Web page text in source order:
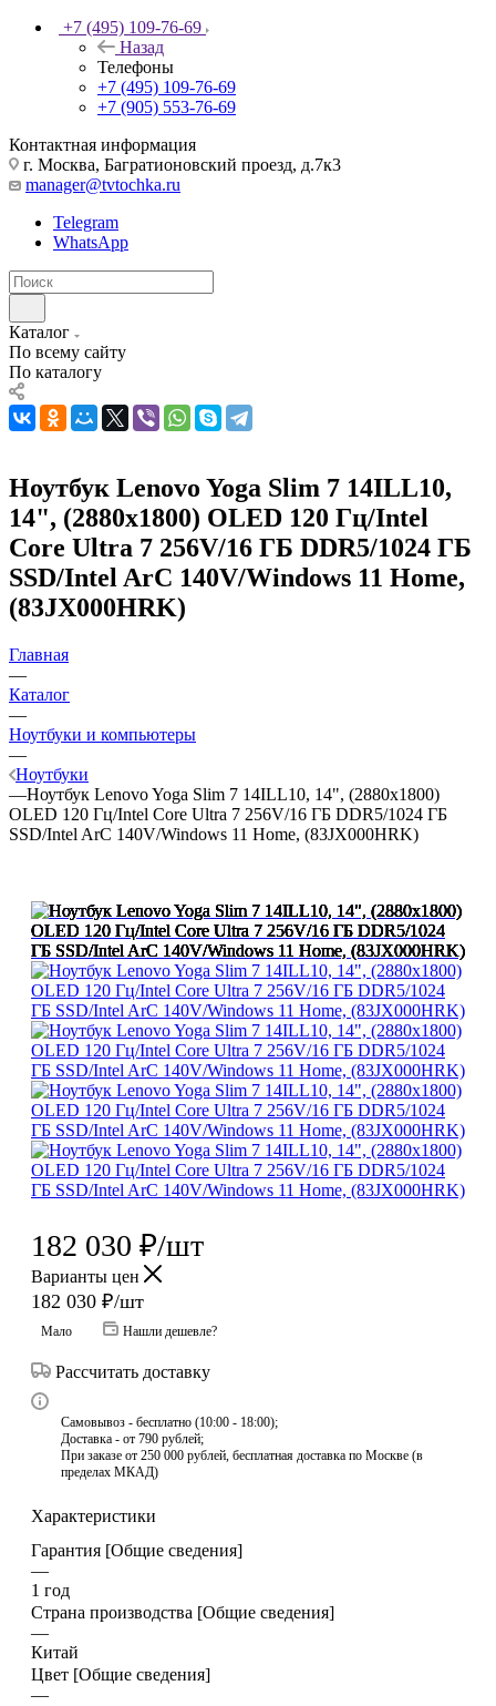
+7 (495) 109-76-69
Назад
Телефоны
+7 (495) 109-76-69
+7 (905) 553-76-69
Контактная информация
г. Москва, Багратионовский проезд, д.7к3
manager@tvtochka.ru
Telegram
WhatsApp
Каталог
По всему сайту
По каталогу
Ноутбук Lenovo Yoga Slim 7 14ILL10,
14", (2880x1800) OLED 120 Гц/Intel
Core Ultra 7 256V/16 ГБ DDR5/1024 ГБ
SSD/Intel ArC 140V/Windows 11 Home,
(83JX000HRK)
Главная
—
Каталог
—
Ноутбуки и компьютеры
—
Ноутбуки
—Ноутбук Lenovo Yoga Slim 7 14ILL10, 14", (2880x1800)
OLED 120 Гц/Intel Core Ultra 7 256V/16 ГБ DDR5/1024 ГБ
SSD/Intel ArC 140V/Windows 11 Home, (83JX000HRK)
182 030 ₽/шт
Варианты цен
182 030 ₽/шт
Мало Нашли дешевле?
Рассчитать доставку
Самовывоз - бесплатно (10:00 - 18:00);
Доставка - от 790 рублей;
При заказе от 250 000 рублей, бесплатная доставка по Москве (в
пределах МКАД)
Характеристики
Гарантия [Общие сведения]
—
1 год
Страна производства [Общие сведения]
—
Китай
Цвет [Общие сведения]
—